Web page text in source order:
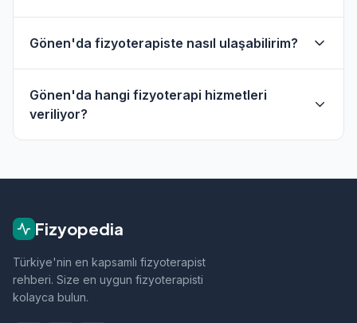
hizmeti sunan fizyoterapistler bulunmaktadır.
Evde hizmet filtresini kullanarak bu
fizyoterapistleri bulabilirsiniz.
Gönen'da fizyoterapiste nasıl ulaşabilirim?
telefon veya WhatsApp ile doğrudan iletişime
geçebilirsiniz.
Gönen'da hangi fizyoterapi hizmetleri
veriliyor?
Fizyopedia
Türkiye'nin en kapsamlı fizyoterapist
rehberi. Size en uygun fizyoterapisti
kolayca bulun.